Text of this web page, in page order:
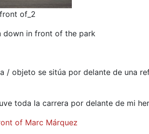
of_2
down in front of the park
/ objeto se sitúa por delante de una
toda la carrera por delante de mi
of Marc Márquez